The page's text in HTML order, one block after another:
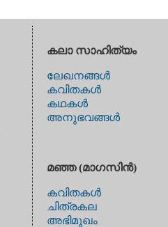
കലാ സാഹിത്യം
ലേഖനങ്ങള്‍
കവിതകള്‍
കഥകള്‍
അനുഭവങ്ങള്‍
മഞ്ഞ (മാഗസിന്‍)
കവിതകള്‍
ചിത്രകല
അഭിമുഖം